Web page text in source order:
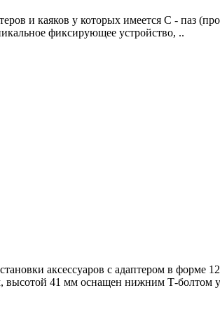
и каяков у которых имеется С - паз
фиксирующее устройство, ..
аксессуаров с адаптером в форме
высотой 41 мм оснащен нижним Т-болтом